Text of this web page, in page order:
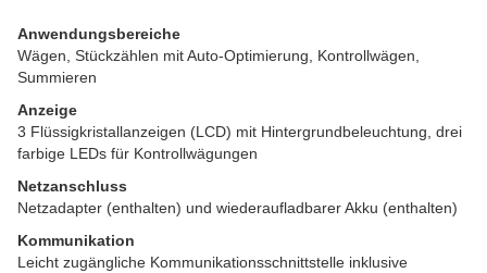
Anwendungsbereiche
Wägen, Stückzählen mit Auto-Optimierung, Kontrollwägen,
Summieren
Anzeige
3 Flüssigkristallanzeigen (LCD) mit Hintergrundbeleuchtung, drei
farbige LEDs für Kontrollwägungen
Netzanschluss
Netzadapter (enthalten) und wiederaufladbarer Akku (enthalten)
Kommunikation
Leicht zugängliche Kommunikationsschnittstelle inklusive